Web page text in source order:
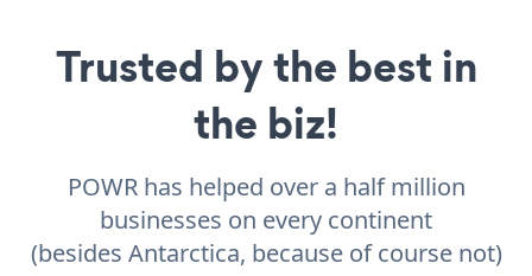
Trusted by the best in
the biz!
POWR has helped over a half million
businesses on every continent
(besides Antarctica, because of course not)